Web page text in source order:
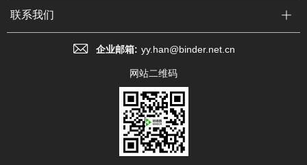
联系我们
企业邮箱: yy.han@binder.net.cn
网站二维码